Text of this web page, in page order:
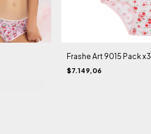
Frashe Art 9015 Pack x3
$7.149,06